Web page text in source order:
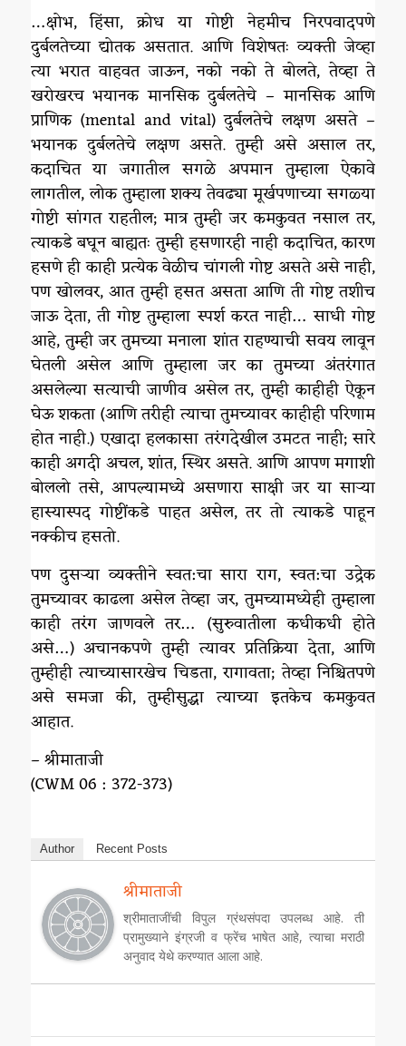
…क्षोभ, हिंसा, क्रोध या गोष्टी नेहमीच निरपवादपणे
दुर्बलतेच्या द्योतक असतात. आणि विशेषतः व्यक्ती जेव्हा
त्या भरात वाहवत जाऊन, नको नको ते बोलते, तेव्हा ते
खरोखरच भयानक मानसिक दुर्बलतेचे – मानसिक आणि
प्राणिक (mental and vital) दुर्बलतेचे लक्षण असते –
भयानक दुर्बलतेचे लक्षण असते. तुम्ही असे असाल तर,
कदाचित या जगातील सगळे अपमान तुम्हाला ऐकावे
लागतील, लोक तुम्हाला शक्य तेवढ्या मूर्खपणाच्या सगळ्या
गोष्टी सांगत राहतील; मात्र तुम्ही जर कमकुवत नसाल तर,
त्याकडे बघून बाह्यतः तुम्ही हसणारही नाही कदाचित, कारण
हसणे ही काही प्रत्येक वेळीच चांगली गोष्ट असते असे नाही,
पण खोलवर, आत तुम्ही हसत असता आणि ती गोष्ट तशीच
जाऊ देता, ती गोष्ट तुम्हाला स्पर्श करत नाही… साधी गोष्ट
आहे, तुम्ही जर तुमच्या मनाला शांत राहण्याची सवय लावून
घेतली असेल आणि तुम्हाला जर का तुमच्या अंतरंगात
असलेल्या सत्याची जाणीव असेल तर, तुम्ही काहीही ऐकून
घेऊ शकता (आणि तरीही त्याचा तुमच्यावर काहीही परिणाम
होत नाही.) एखादा हलकासा तरंगदेखील उमटत नाही; सारे
काही अगदी अचल, शांत, स्थिर असते. आणि आपण मगाशी
बोललो तसे, आपल्यामध्ये असणारा साक्षी जर या साऱ्या
हास्यास्पद गोष्टींकडे पाहत असेल, तर तो त्याकडे पाहून
नक्कीच हसतो.
पण दुसऱ्या व्यक्तीने स्वत:चा सारा राग, स्वत:चा उद्रेक
तुमच्यावर काढला असेल तेव्हा जर, तुमच्यामध्येही तुम्हाला
काही तरंग जाणवले तर… (सुरुवातीला कधीकधी होते
असे…) अचानकपणे तुम्ही त्यावर प्रतिक्रिया देता, आणि
तुम्हीही त्याच्यासारखेच चिडता, रागावता; तेव्हा निश्चितपणे
असे समजा की, तुम्हीसुद्धा त्याच्या इतकेच कमकुवत
आहात.
– श्रीमाताजी
(CWM 06 : 372-373)
Author Recent Posts
श्रीमाताजी
श्रीमाताजींची विपुल ग्रंथसंपदा उपलब्ध आहे. ती
प्रामुख्याने इंग्रजी व फ्रेंच भाषेत आहे, त्याचा मराठी
अनुवाद येथे करण्यात आला आहे.